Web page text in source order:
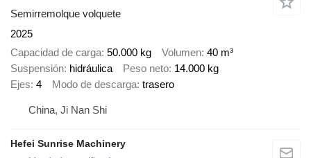
Semirremolque volquete
2025
Capacidad de carga 50.000 kg Volumen 40 m³
Suspensión hidráulica Peso neto 14.000 kg
Ejes 4 Modo de descarga trasero
China, Ji Nan Shi
Hefei Sunrise Machinery